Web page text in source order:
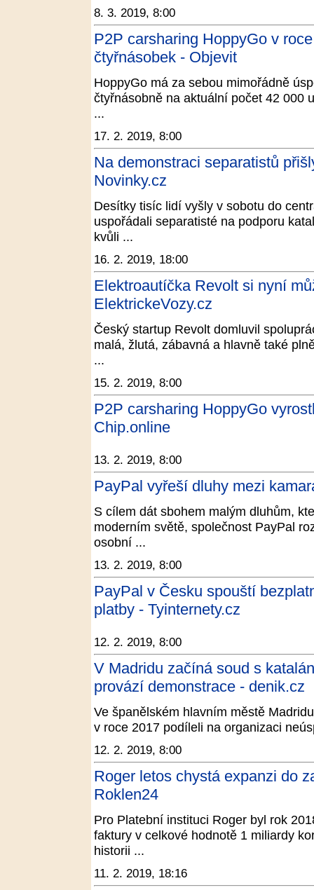
8. 3. 2019, 8:00
P2P carsharing HoppyGo v
čtyřnásobek - Objevit
HoppyGo má za sebou mimořádně
čtyřnásobně na aktuální počet 42 000
...
17. 2. 2019, 8:00
Na demonstraci separatistů
Novinky.cz
Desítky tisíc lidí vyšly v sobotu do
uspořádali separatisté na podporu
kvůli ...
16. 2. 2019, 18:00
Elektroautíčka Revolt si nyní
ElektrickeVozy.cz
Český startup Revolt domluvil
malá, žlutá, zábavná a hlavně také
...
15. 2. 2019, 8:00
P2P carsharing HoppyGo
Chip.online
13. 2. 2019, 8:00
PayPal vyřeší dluhy mezi
S cílem dát sbohem malým dluhům,
moderním světě, společnost PayPal
osobní ...
13. 2. 2019, 8:00
PayPal v Česku spouští
platby - Tyinternety.cz
12. 2. 2019, 8:00
V Madridu začíná soud s
provází demonstrace - denik.cz
Ve španělském hlavním městě
v roce 2017 podíleli na organizaci
12. 2. 2019, 8:00
Roger letos chystá expanzi do
Roklen24
Pro Platební instituci Roger byl rok
faktury v celkové hodnotě 1 miliardy
historii ...
11. 2. 2019, 18:16